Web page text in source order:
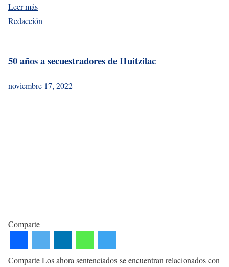
Leer más
Redacción
50 años a secuestradores de Huitzilac
noviembre 17, 2022
Comparte
Comparte Los ahora sentenciados se encuentran relacionados con